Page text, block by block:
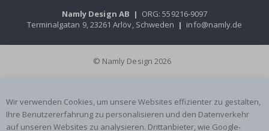
Namly Design AB | ORG: 559216-9097
Terminalgatan 9, 23261 Arlöv, Schweden | info@namly.de
© Namly Design 2026
Wir verwenden Cookies, um unsere Websites effizienter zu gestalten,
Ihre Benutzererfahrung zu personalisieren und den Datenverkehr
auf unseren Websites zu analysieren. Drittanbieter, wie Google-